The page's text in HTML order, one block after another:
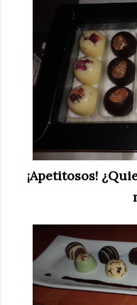
¡Apetitosos!